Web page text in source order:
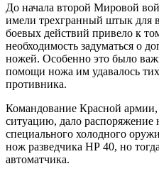
До начала второй Мировой
имели трехгранный штык для
боевых действий привело к
необходимость задуматься о
ножей. Особенно это было
помощи ножа им удавалось
противника.
Командование Красной
ситуацию, дало распоряжение
специального холодного
нож разведчика НР 40, но
автоматчика.